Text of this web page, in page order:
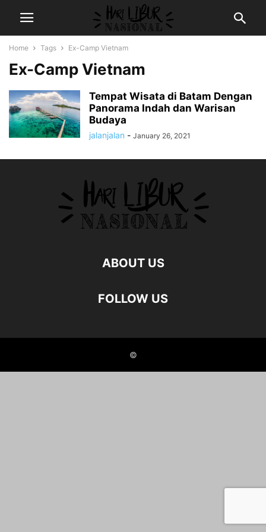
Home Tags Ex-Camp Vietnam
Ex-Camp Vietnam
Tempat Wisata di Batam Dengan
Panorama Indah dan Warisan
Budaya
jalanjalan - January 26, 2021
ABOUT US
FOLLOW US
©